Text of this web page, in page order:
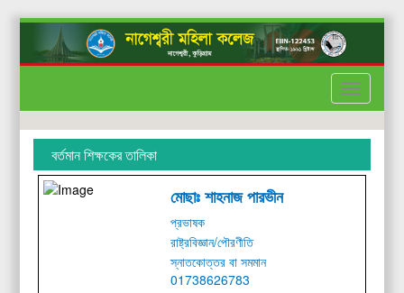
Toggle
Menu
বর্তমান শিক্ষকের তালিকা
মোছাঃ শাহনাজ পারভীন
প্রভাষক
রাষ্ট্রবিজ্ঞান/পৌরণীতি
স্নাতকোত্তর বা সমমান
01738626783